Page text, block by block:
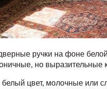
ручки на фоне
но
цвет, молочные